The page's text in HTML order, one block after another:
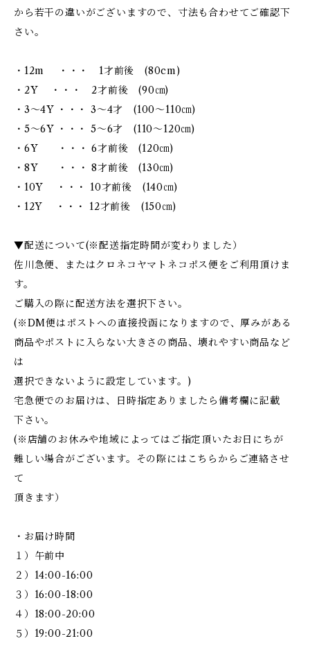
から若干の違いがございますので、寸法も合わせてご確認下
さい。
・12m ・・・ 1才前後 (80cm)
・2Y ・・・ 2才前後 (90㎝)
・3～4Y ・・・ 3～4才 (100～110㎝)
・5～6Y ・・・ 5～6才 (110～120㎝)
・6Y ・・・ 6才前後 (120㎝)
・8Y ・・・ 8才前後 (130㎝)
・10Y ・・・ 10才前後 (140㎝)
・12Y ・・・ 12才前後 (150㎝)
▼配送について(※配送指定時間が変わりました）
佐川急便、またはクロネコヤマトネコポス便をご利用頂けま
す。
ご購入の際に配送方法を選択下さい。
(※DM便はポストへの直接投函になりますので、厚みがある
商品やポストに入らない大きさの商品、壊れやすい商品など
は
選択できないように設定しています。)
宅急便でのお届けは、日時指定ありましたら備考欄に記載
下さい。
(※店舗のお休みや地域によってはご指定頂いたお日にちが
難しい場合がございます。その際にはこちらからご連絡させ
て
頂きます）
・お届け時間
１）午前中
２）14:00-16:00
３）16:00-18:00
４）18:00-20:00
５）19:00-21:00